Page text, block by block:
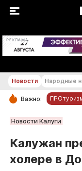
РЕКЛАМА
РУБРИКИ
Новости
Статьи
Новости Народные
Важно:
Новости Калуги
Калужан
холере в